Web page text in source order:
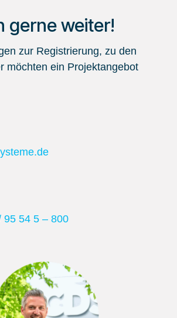
gerne weiter!
zur Registrierung, zu den
möchten ein Projektangebot
95 54 5 – 800